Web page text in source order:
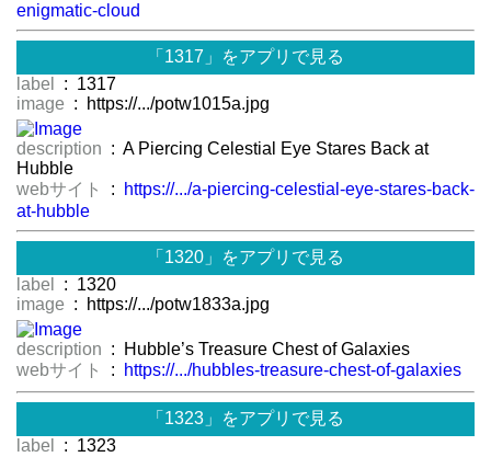
enigmatic-cloud
「1317」をアプリで見る
label
: 1317
image : https://.../potw1015a.jpg
description : A Piercing Celestial Eye Stares Back at
Hubble
webサイト
:
https://.../a-piercing-celestial-eye-stares-back-
at-hubble
「1320」をアプリで見る
label
: 1320
image : https://.../potw1833a.jpg
description : Hubble’s Treasure Chest of Galaxies
webサイト
: https://.../hubbles-treasure-chest-of-galaxies
「1323」をアプリで見る
label
: 1323